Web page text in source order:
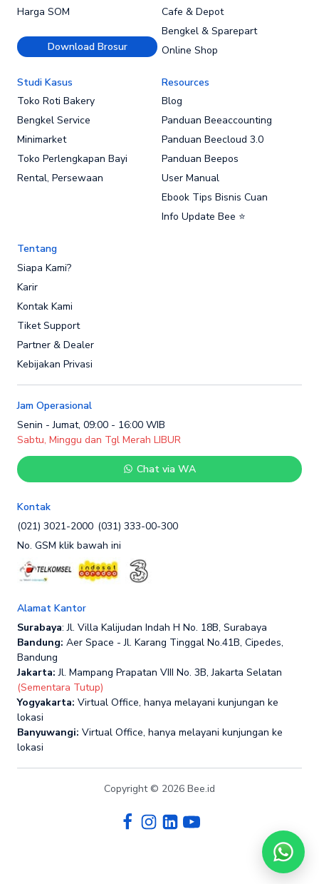
Harga SOM
Download Brosur
Cafe & Depot
Bengkel & Sparepart
Online Shop
Studi Kasus
Toko Roti Bakery
Bengkel Service
Minimarket
Toko Perlengkapan Bayi
Rental, Persewaan
Resources
Blog
Panduan Beeaccounting
Panduan Beecloud 3.0
Panduan Beepos
User Manual
Ebook Tips Bisnis Cuan
Info Update Bee ⭐
Tentang
Siapa Kami?
Karir
Kontak Kami
Tiket Support
Partner & Dealer
Kebijakan Privasi
Jam Operasional
Senin - Jumat, 09:00 - 16:00 WIB
Sabtu, Minggu dan Tgl Merah LIBUR
Chat via WA
Kontak
(021) 3021-2000 (031) 333-00-300
No. GSM klik bawah ini
Alamat Kantor
Surabaya: Jl. Villa Kalijudan Indah H No. 18B, Surabaya
Bandung: Aer Space - Jl. Karang Tinggal No.41B, Cipedes,
Bandung
Jakarta: Jl. Mampang Prapatan VIII No. 3B, Jakarta Selatan
(Sementara Tutup)
Yogyakarta: Virtual Office, hanya melayani kunjungan ke
lokasi
Banyuwangi: Virtual Office, hanya melayani kunjungan ke
lokasi
Copyright © 2026 Bee.id